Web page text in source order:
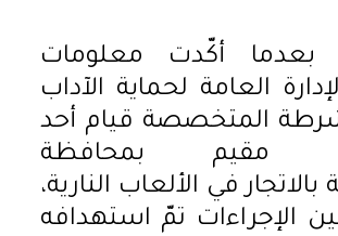
بعدما أكّدت معلومات
العامة لحماية الآداب
المتخصصة قيام أحد
مقيم بمحافظة
بالاتجار في الألعاب النارية،
الإجراءات تمّ استهدافه